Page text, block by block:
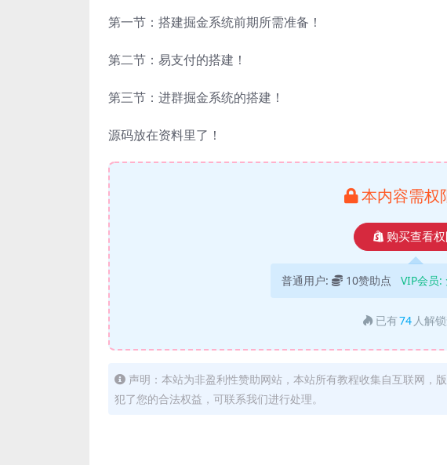
第一节：搭建掘金系统前期所需准备！
第二节：易支付的搭建！
第三节：进群掘金系统的搭建！
源码放在资料里了！
本内容需权
购买查看权
普通用户: 10赞助点 VIP会员:
已有74 人解
声明：本站为非盈利性赞助网站，本站所有教程收集自互联网，
犯了您的合法权益，可联系我们进行处理。